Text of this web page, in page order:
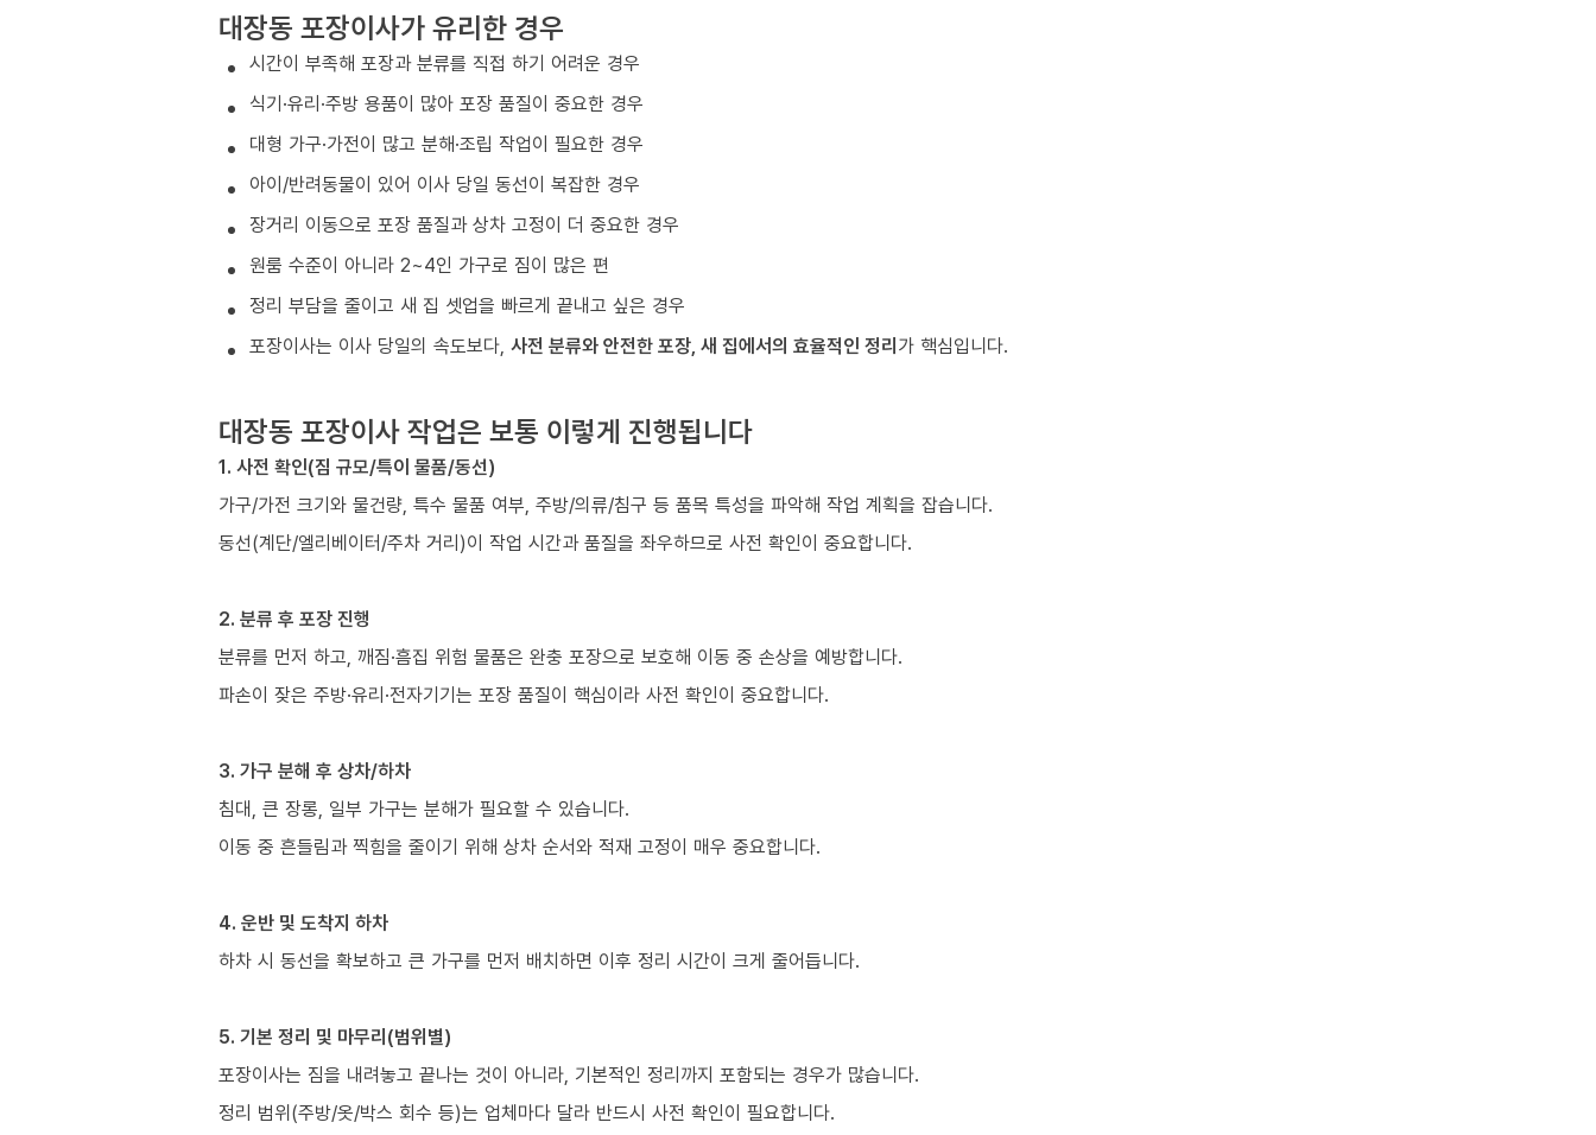
대장동 포장이사가 유리한 경우
시간이 부족해 포장과 분류를 직접 하기 어려운 경우
식기·유리·주방 용품이 많아 포장 품질이 중요한 경우
대형 가구·가전이 많고 분해·조립 작업이 필요한 경우
아이/반려동물이 있어 이사 당일 동선이 복잡한 경우
장거리 이동으로 포장 품질과 상차 고정이 더 중요한 경우
원룸 수준이 아니라 2~4인 가구로 짐이 많은 편
정리 부담을 줄이고 새 집 셋업을 빠르게 끝내고 싶은 경우
포장이사는 이사 당일의 속도보다, 사전 분류와 안전한 포장, 새 집에서의 효율적인 정리가 핵심입니다.
대장동 포장이사 작업은 보통 이렇게 진행됩니다
1. 사전 확인(짐 규모/특이 물품/동선)
가구/가전 크기와 물건량, 특수 물품 여부, 주방/의류/침구 등 품목 특성을 파악해 작업 계획을 잡습니다.
동선(계단/엘리베이터/주차 거리)이 작업 시간과 품질을 좌우하므로 사전 확인이 중요합니다.
2. 분류 후 포장 진행
분류를 먼저 하고, 깨짐·흠집 위험 물품은 완충 포장으로 보호해 이동 중 손상을 예방합니다.
파손이 잦은 주방·유리·전자기기는 포장 품질이 핵심이라 사전 확인이 중요합니다.
3. 가구 분해 후 상차/하차
침대, 큰 장롱, 일부 가구는 분해가 필요할 수 있습니다.
이동 중 흔들림과 찍힘을 줄이기 위해 상차 순서와 적재 고정이 매우 중요합니다.
4. 운반 및 도착지 하차
하차 시 동선을 확보하고 큰 가구를 먼저 배치하면 이후 정리 시간이 크게 줄어듭니다.
5. 기본 정리 및 마무리(범위별)
포장이사는 짐을 내려놓고 끝나는 것이 아니라, 기본적인 정리까지 포함되는 경우가 많습니다.
정리 범위(주방/옷/박스 회수 등)는 업체마다 달라 반드시 사전 확인이 필요합니다.